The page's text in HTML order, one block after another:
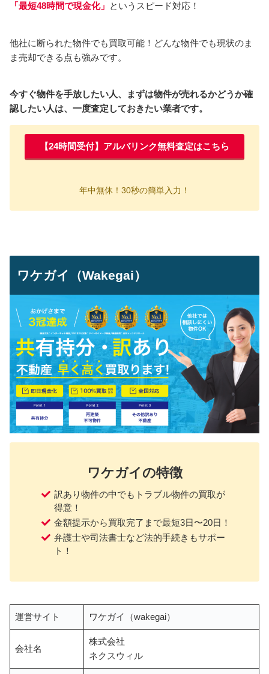
「最短48時間で現金化」 というスピード対応！
他社に断られた物件でも買取可能！どんな物件でも現状のま
ま売却できる点も強みです。
今すぐ物件を手放したい人、まずは物件が売れるかどうか確
認したい人は、一度査定しておきたい業者です。
【24時間受付】アルバリンク無料査定はこちら
年中無休！30秒の簡単入力！
ワケガイ（Wakegai）
ワケガイの特徴
訳あり物件の中でもトラブル物件の買取が
得意！
金額提示から買取完了まで最短3日〜20日！
弁護士や司法書士など法的手続きもサポー
ト！
運営サイト ワケガイ（wakegai）
会社名
株式会社
ネクスウィル